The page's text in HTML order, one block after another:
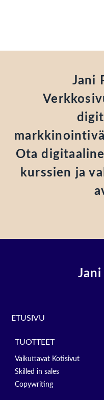
Jani
Ota
kurssien ja
ETUSIVU
TUOTTEET
Vaikuttavat Kotisivut
Skilled in sales
Copywriting